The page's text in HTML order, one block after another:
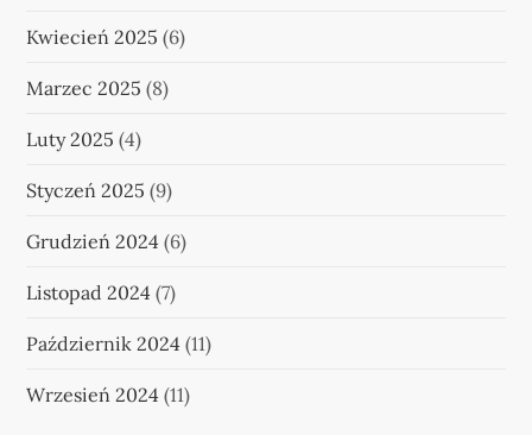
Kwiecień 2025 (6)
Marzec 2025 (8)
Luty 2025 (4)
Styczeń 2025 (9)
Grudzień 2024 (6)
Listopad 2024 (7)
Październik 2024 (11)
Wrzesień 2024 (11)